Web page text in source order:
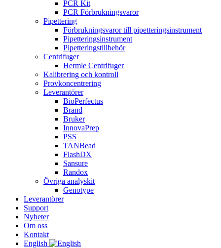
PCR Kit
PCR Förbrukningsvaror
Pipettering
Förbrukningsvaror till pipetteringsinstrument
Pipetteringsinstrument
Pipetteringstillbehör
Centrifuger
Hermle Centrifuger
Kalibrering och kontroll
Provkoncentrering
Leverantörer
BioPerfectus
Brand
Bruker
InnovaPrep
PSS
TANBead
FlashDX
Sansure
Randox
Övriga analyskit
Genotype
Leverantörer
Support
Nyheter
Om oss
Kontakt
English